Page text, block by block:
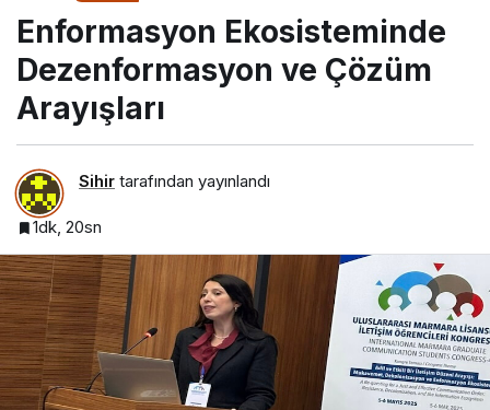
Enformasyon Ekosisteminde
Dezenformasyon ve Çözüm
Arayışları
Sihir tarafından yayınlandı
1dk, 20sn